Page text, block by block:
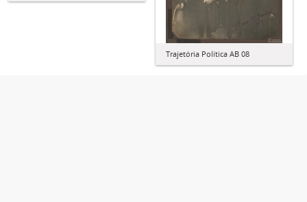
Trajetória Política AB 08